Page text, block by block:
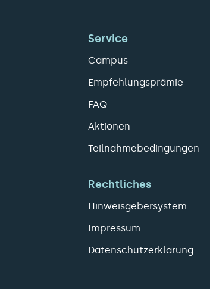
Service
Campus
Empfehlungsprämie
FAQ
Aktionen
Teilnahmebedingungen
Rechtliches
Hinweisgebersystem
Impressum
Datenschutzerklärung